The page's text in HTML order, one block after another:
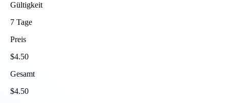
Gültigkeit
7 Tage
Preis
$4.50
Gesamt
$4.50